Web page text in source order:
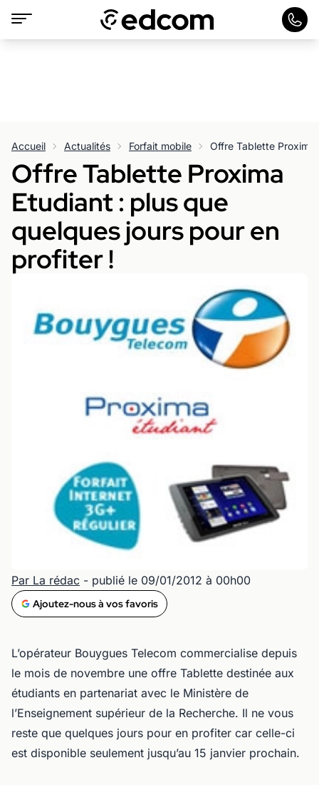
Accueil Actualités Forfait mobile
Offre Tablette Proxima
Etudiant : plus que
quelques jours pour en
profiter !
Par La rédac - publié le 09/01/2012 à 00h00
Ajoutez-nous à vos favoris
L’opérateur Bouygues Telecom commercialise depuis
le mois de novembre une offre Tablette destinée aux
étudiants en partenariat avec le Ministère de
l’Enseignement supérieur de la Recherche. Il ne vous
reste que quelques jours pour en profiter car celle-ci
est disponible seulement jusqu’au 15 janvier prochain.